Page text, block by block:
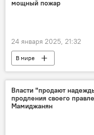
мощный пожар
24 января 2025, 21:32
В мире
Власти "продают
продления своего
Мамиджанян